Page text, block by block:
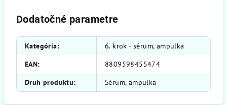
Dodatočné parametre
Kategória:
6. krok - sérum, ampulka
EAN:
8809598455474
Druh produktu: Sérum, ampulka